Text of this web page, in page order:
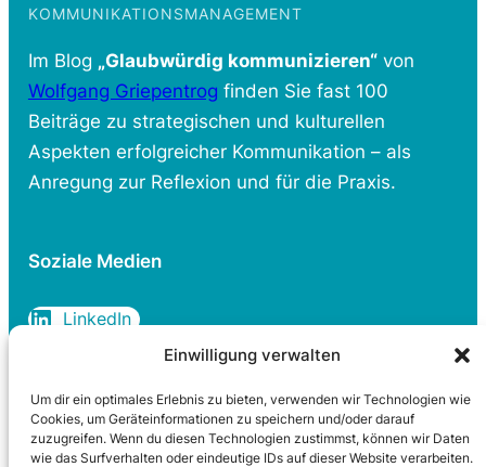
Einwilligung verwalten
Um dir ein optimales Erlebnis zu bieten, verwenden wir Technologien wie
Cookies, um Geräteinformationen zu speichern und/oder darauf
zuzugreifen. Wenn du diesen Technologien zustimmst, können wir Daten
wie das Surfverhalten oder eindeutige IDs auf dieser Website verarbeiten.
KOMMUNIKATIONSMANAGEMENT
Im Blog „Glaubwürdig kommunizieren“von
Wolfgang Griepentrog finden Sie fast 100
Beiträge zu strategischen und kulturellen
Aspekten erfolgreicher Kommunikation – als
Anregung zur Reflexion und für die Praxis.
Soziale Medien
LinkedIn
Rechtliches